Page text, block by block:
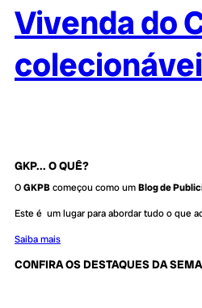
Vivenda do
GKP... O QUÊ?
OGKPBcomeçou como umBlog de
Este é um lugar para abordar tudo o que
Saiba mais
CONFIRA OS DESTAQUES DA